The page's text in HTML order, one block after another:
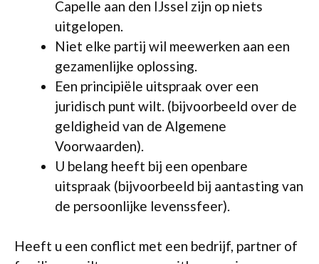
Capelle aan den IJssel zijn op niets
uitgelopen.
Niet elke partij wil meewerken aan een
gezamenlijke oplossing.
Een principiële uitspraak over een
juridisch punt wilt. (bijvoorbeeld over de
geldigheid van de Algemene
Voorwaarden).
U belang heeft bij een openbare
uitspraak (bijvoorbeeld bij aantasting van
de persoonlijke levenssfeer).
Heeft u een conflict met een bedrijf, partner of